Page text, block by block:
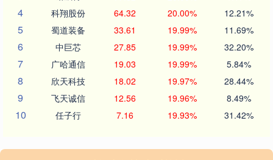
4 科翔股份 64.32 20.00% 12.21%
5 蜀道装备 33.61 19.99% 11.69%
6 中巨芯 27.85 19.99% 32.20%
7 广哈通信 19.03 19.99% 5.84%
8 欣天科技 18.02 19.97% 28.44%
9 飞天诚信 12.56 19.96% 8.49%
10 任子行 7.16 19.93% 31.42%